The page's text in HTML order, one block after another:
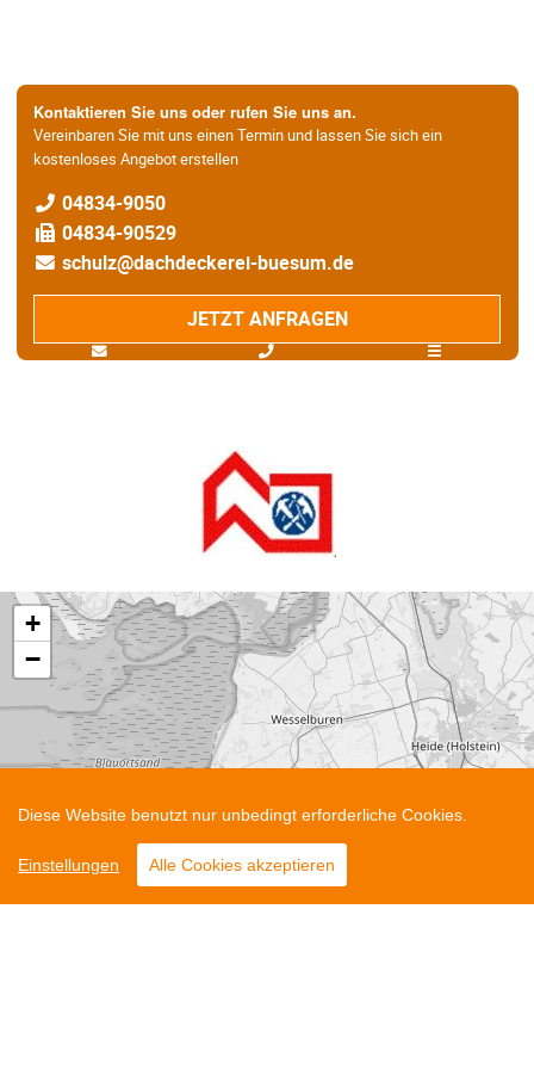
Kontaktieren Sie uns oder rufen Sie uns an.
Vereinbaren Sie mit uns einen Termin und lassen Sie sich ein
kostenloses Angebot erstellen
04834-9050
04834-90529
schulz@dachdeckerei-buesum.de
JETZT ANFRAGEN
+
−
Diese Website benutzt nur unbedingt erforderliche Cookies.
Einstellungen Alle Cookies akzeptieren